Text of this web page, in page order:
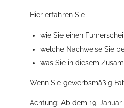
Hier erfahren Sie
wie Sie einen
welche Nachweise Sie
was Sie in diesem
Wenn Sie gewerbsmäßig
Achtung: Ab dem 19.